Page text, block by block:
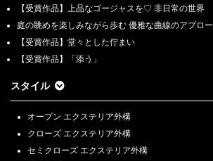
【受賞作品】上品なゴージャスを♡ 非日常の世界
庭の眺めを楽しみながら歩む 優雅な曲線のアプロ
【受賞作品】堂々とした佇まい
【受賞作品】「添う」
スタイル
オープン エクステリア外構
クローズ エクステリア外構
セミクローズ エクステリア外構